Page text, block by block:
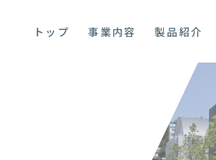
トップ 事業内容 製品紹介